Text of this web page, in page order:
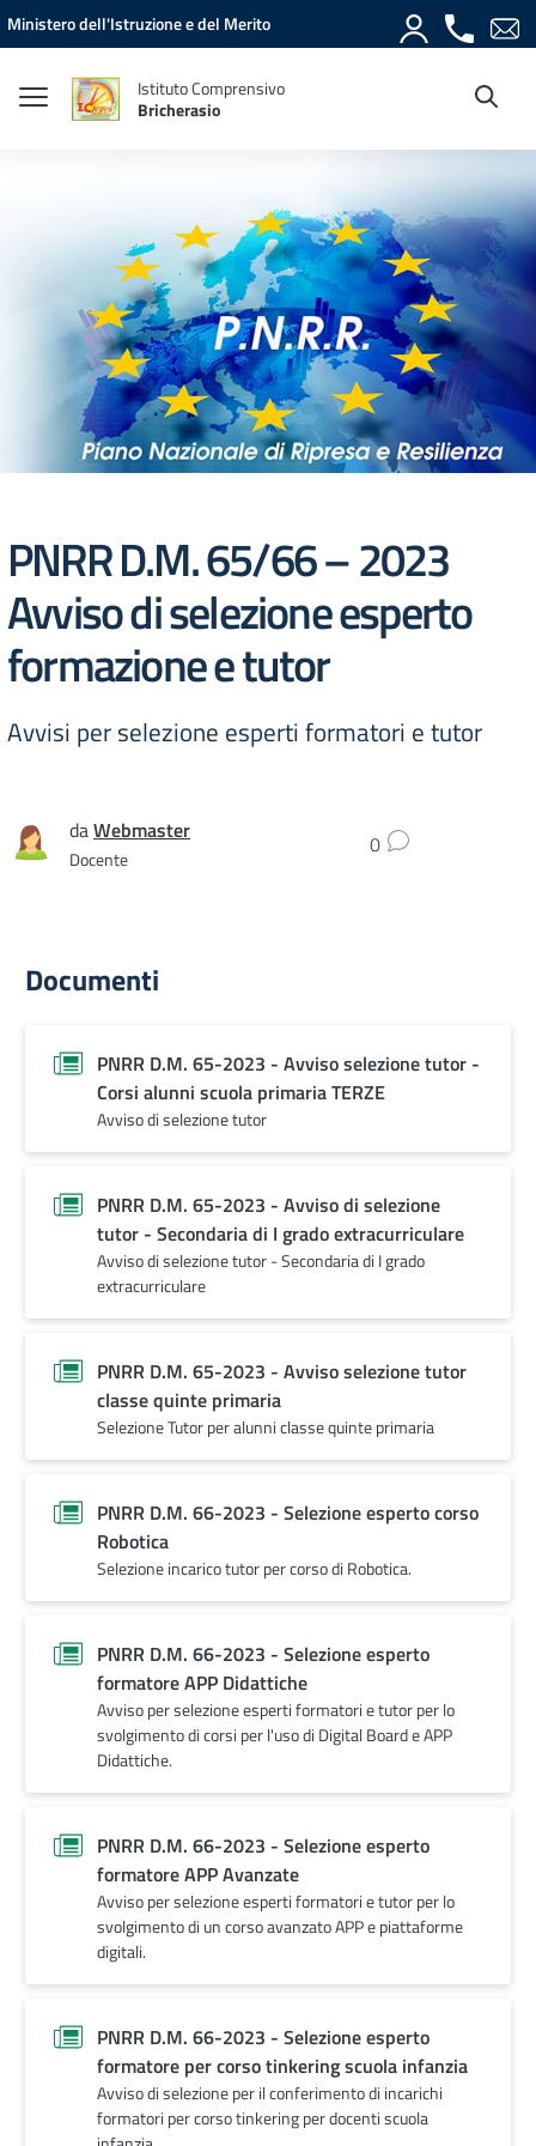
Vai ai contenuti
Vai al menu di navigazione
Vai al footer
Ministero dell'Istruzione e del Merito
Istituto Comprensivo
Bricherasio
PNRR D.M. 65/66 – 2023
Avviso di selezione esperto
formazione e tutor
Avvisi per selezione esperti formatori e tutor
daWebmaster
Docente 0
Documenti
PNRR D.M. 65-2023 - Avviso selezione tutor -
Corsi alunni scuola primaria TERZE
Avviso di selezione tutor
PNRR D.M. 65-2023 - Avviso di selezione
tutor - Secondaria di I grado extracurriculare
Avviso di selezione tutor - Secondaria di I grado
extracurriculare
PNRR D.M. 65-2023 - Avviso selezione tutor
classe quinte primaria
Selezione Tutor per alunni classe quinte primaria
PNRR D.M. 66-2023 - Selezione esperto corso
Robotica
Selezione incarico tutor per corso di Robotica.
PNRR D.M. 66-2023 - Selezione esperto
formatore APP Didattiche
Avviso per selezione esperti formatori e tutor per lo
svolgimento di corsi per l'uso di Digital Board e APP
Didattiche.
PNRR D.M. 66-2023 - Selezione esperto
formatore APP Avanzate
Avviso per selezione esperti formatori e tutor per lo
svolgimento di un corso avanzato APP e piattaforme
digitali.
PNRR D.M. 66-2023 - Selezione esperto
formatore per corso tinkering scuola infanzia
Avviso di selezione per il conferimento di incarichi
formatori per corso tinkering per docenti scuola